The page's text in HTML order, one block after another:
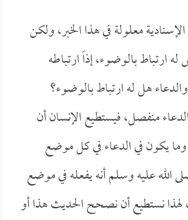
معلولة في هذا الخبر، ولكن
ارتباط بالوضوء، إذاً ارتباطه
هل له ارتباط بالوضوء؟
منفصل، فيستطيع الإنسان أن
يكون في الدعاء في كل موضع
عليه وسلم أنه يفعله في موضع
لهذا نستطيع أن نصحح الحديث هذا أو